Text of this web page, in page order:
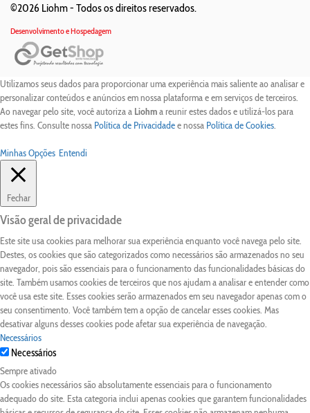
©2026 Liohm - Todos os direitos reservados.
Desenvolvimento e Hospedagem
Utilizamos seus dados para proporcionar uma experiência mais saliente ao analisar e
personalizar conteúdos e anúncios em nossa plataforma e em serviços de terceiros.
Ao navegar pelo site, você autoriza a Liohma reunir estes dados e utilizá-los para
estes fins. Consulte nossa Política de Privacidadee nossa Política de Cookies.
Minhas Opções Entendi
Fechar
Visão geral de privacidade
Este site usa cookies para melhorar sua experiência enquanto você navega pelo site.
Destes, os cookies que são categorizados como necessários são armazenados no seu
navegador, pois são essenciais para o funcionamento das funcionalidades básicas do
site. Também usamos cookies de terceiros que nos ajudam a analisar e entender como
você usa este site. Esses cookies serão armazenados em seu navegador apenas com o
seu consentimento. Você também tem a opção de cancelar esses cookies. Mas
desativar alguns desses cookies pode afetar sua experiência de navegação.
Necessários
Necessários
Sempre ativado
Os cookies necessários são absolutamente essenciais para o funcionamento
adequado do site. Esta categoria inclui apenas cookies que garantem funcionalidades